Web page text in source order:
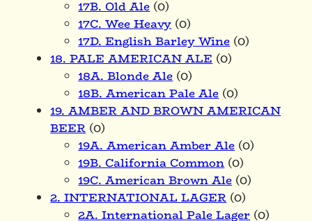
17B. Old Ale(0)
17C. Wee Heavy(0)
17D. English Barley Wine(0)
18. PALE AMERICAN ALE(0)
18A. Blonde Ale(0)
18B. American Pale Ale(0)
19. AMBER AND BROWN AMERICAN
BEER(0)
19A. American Amber Ale(0)
19B. California Common(0)
19C. American Brown Ale(0)
2. INTERNATIONAL LAGER(0)
2A. International Pale Lager(0)